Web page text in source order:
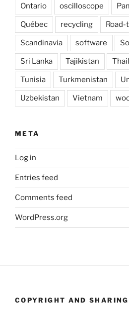
Ontario oscilloscope
Québec recycling
Scandinavia software
Sri Lanka Tajikistan
Tunisia Turkmenistan
Uzbekistan Vietnam
META
Log in
Entries feed
Comments feed
WordPress.org
COPYRIGHT AND SHARING